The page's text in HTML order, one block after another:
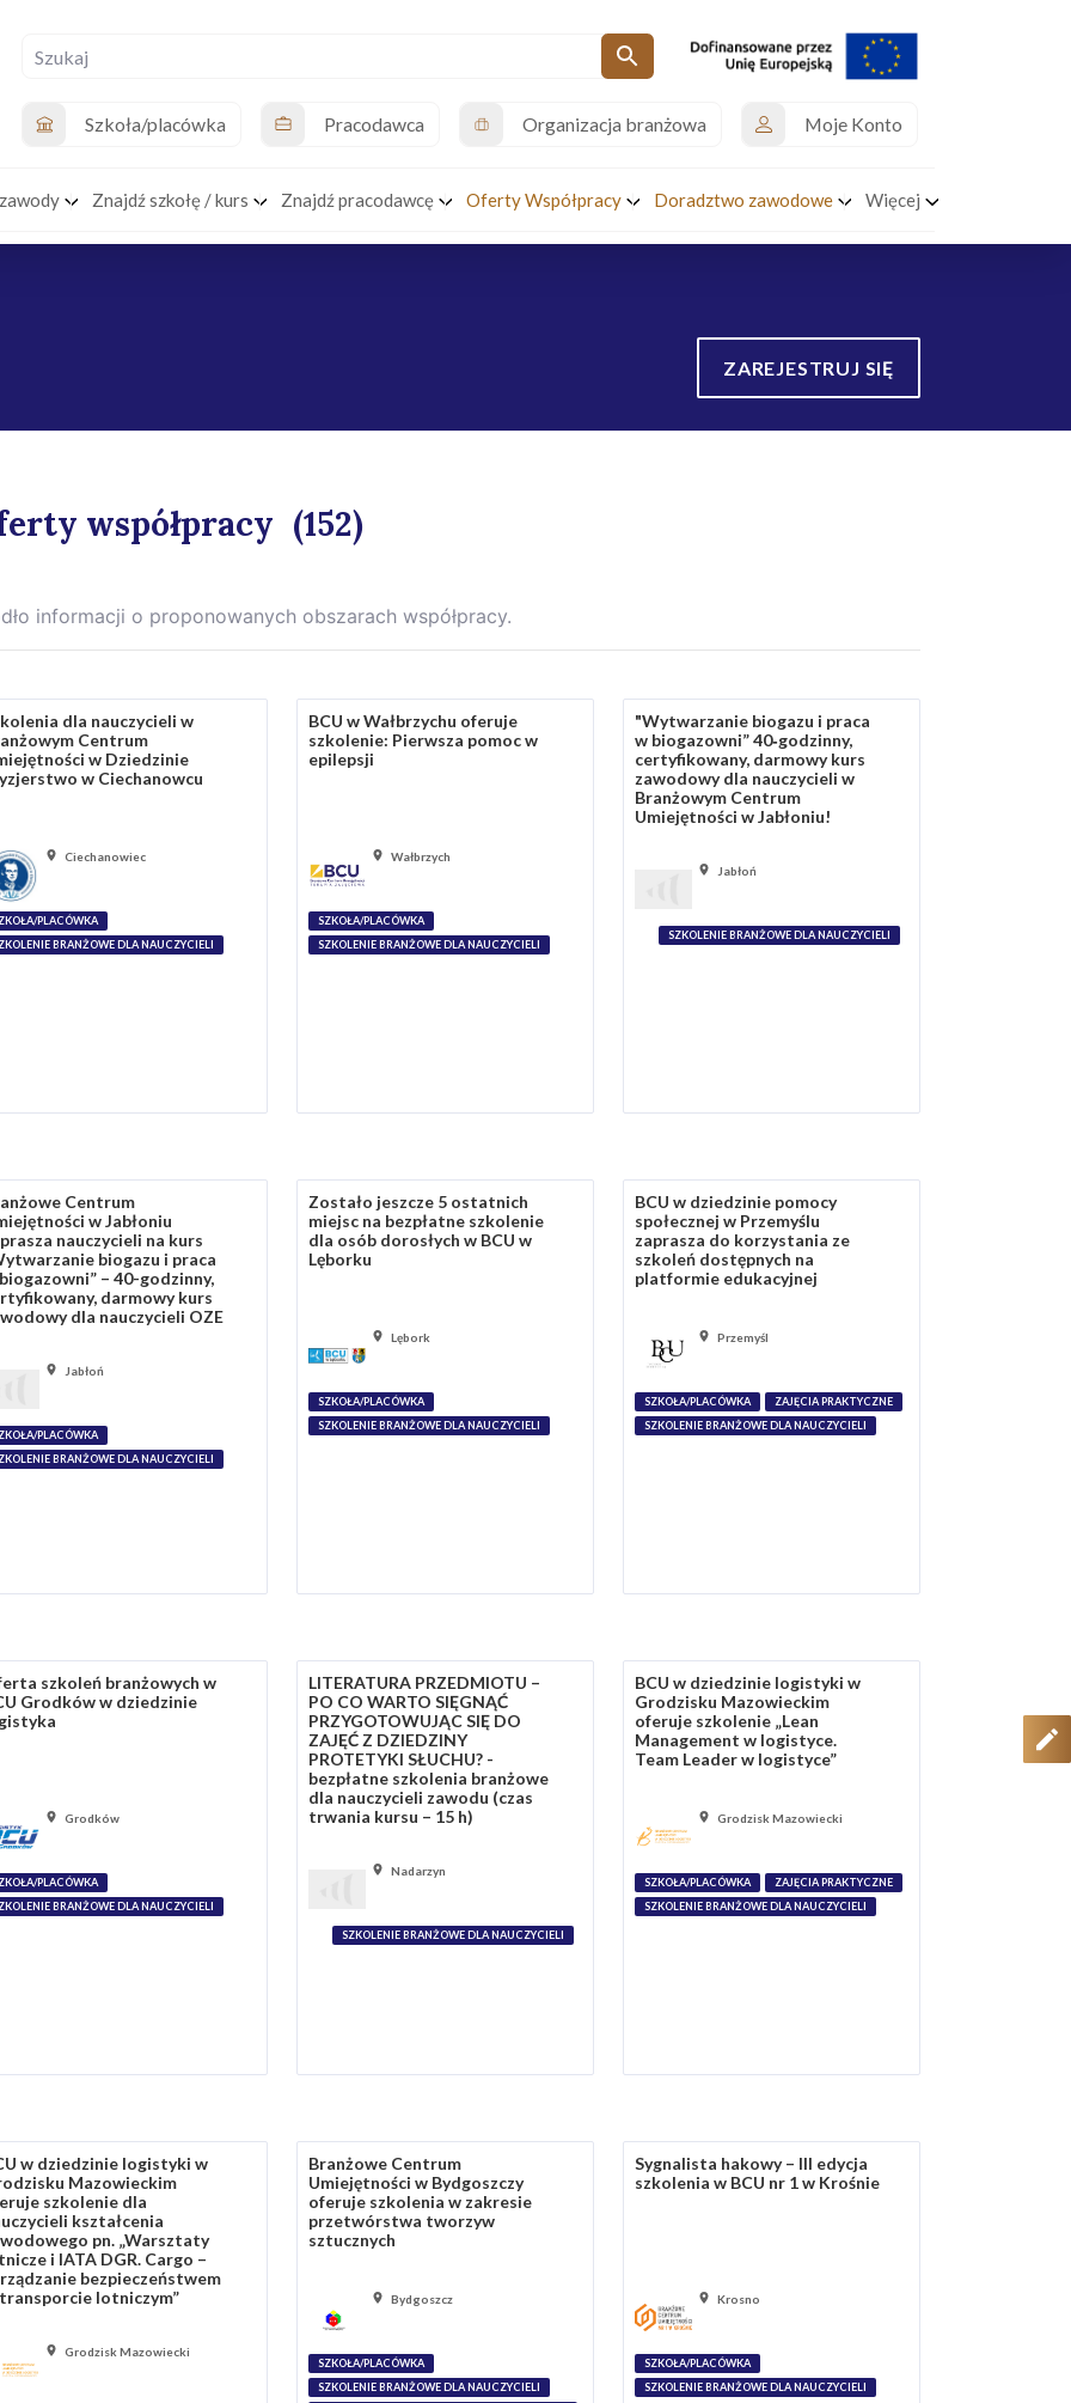
Szkoła/placówka Pracodawca Organizacja branżowa Moje Konto
Znajdź szkołę / kurs Znajdź pracodawcę Oferty Współpracy Doradztwo zawodowe Więcej
ZAREJESTRUJ SIĘ
współpracy (152)
informacji o proponowanych obszarach współpracy.
dla nauczycieli w
Centrum
w Dziedzinie
w Ciechanowcu
Ciechanowiec
PLACÓWKA
BRANŻOWE DLA NAUCZYCIELI
BCU w Wałbrzychu oferuje
szkolenie: Pierwsza pomoc w
epilepsji
Wałbrzych
SZKOŁA/PLACÓWKA
SZKOLENIE BRANŻOWE DLA NAUCZYCIELI
"Wytwarzanie biogazu i praca
w biogazowni” 40‑godzinny,
certyfikowany, darmowy kurs
zawodowy dla nauczycieli w
Branżowym Centrum
Umiejętności w Jabłoniu!
Jabłoń
SZKOLENIE BRANŻOWE DLA NAUCZYCIELI
Centrum
w Jabłoniu
nauczycieli na kurs
biogazu i praca
– 40-godzinny,
darmowy kurs
dla nauczycieli OZE
Jabłoń
PLACÓWKA
BRANŻOWE DLA NAUCZYCIELI
Zostało jeszcze 5 ostatnich
miejsc na bezpłatne szkolenie
dla osób dorosłych w BCU w
Lęborku
Lębork
SZKOŁA/PLACÓWKA
SZKOLENIE BRANŻOWE DLA NAUCZYCIELI
BCU w dziedzinie pomocy
społecznej w Przemyślu
zaprasza do korzystania ze
szkoleń dostępnych na
platformie edukacyjnej
Przemyśl
SZKOŁA/PLACÓWKA
ZAJĘCIA PRAKTYCZNE
SZKOLENIE BRANŻOWE DLA NAUCZYCIELI
szkoleń branżowych w
Grodków w dziedzinie
Grodków
PLACÓWKA
BRANŻOWE DLA NAUCZYCIELI
LITERATURA PRZEDMIOTU –
PO CO WARTO SIĘGNĄĆ
PRZYGOTOWUJĄC SIĘ DO
ZAJĘĆ Z DZIEDZINY
PROTETYKI SŁUCHU? -
bezpłatne szkolenia branżowe
dla nauczycieli zawodu (czas
trwania kursu – 15 h)
Nadarzyn
SZKOLENIE BRANŻOWE DLA NAUCZYCIELI
BCU w dziedzinie logistyki w
Grodzisku Mazowieckim
oferuje szkolenie „Lean
Management w logistyce.
Team Leader w logistyce”
Grodzisk Mazowiecki
SZKOŁA/PLACÓWKA
ZAJĘCIA PRAKTYCZNE
SZKOLENIE BRANŻOWE DLA NAUCZYCIELI
w dziedzinie logistyki w
Mazowieckim
szkolenie dla
kształcenia
pn. „Warsztaty
i IATA DGR. Cargo –
bezpieczeństwem
lotniczym”
Grodzisk Mazowiecki
Branżowe Centrum
Umiejętności w Bydgoszczy
oferuje szkolenia w zakresie
przetwórstwa tworzyw
sztucznych
Bydgoszcz
SZKOŁA/PLACÓWKA
SZKOLENIE BRANŻOWE DLA NAUCZYCIELI
Sygnalista hakowy – III edycja
szkolenia w BCU nr 1 w Krośnie
Krosno
SZKOŁA/PLACÓWKA
SZKOLENIE BRANŻOWE DLA NAUCZYCIELI